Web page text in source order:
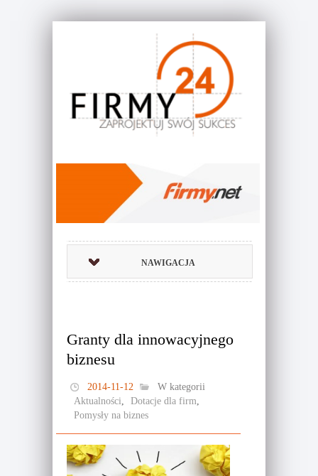
NAWIGACJA
Granty dla innowacyjnego
biznesu
2014-11-12
W kategorii
Aktualności, Dotacje dla firm,
Pomysły na biznes